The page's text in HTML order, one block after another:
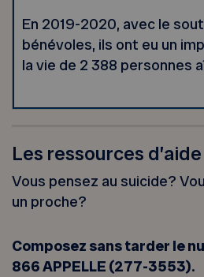
En 2019-2020, avec le
bénévoles, ils ont eu un
la vie de 2 388 personnes
Les ressources d’aide
Vous pensez au suicide?
un proche?
Composez sans tarder le
866 APPELLE (277-3553).